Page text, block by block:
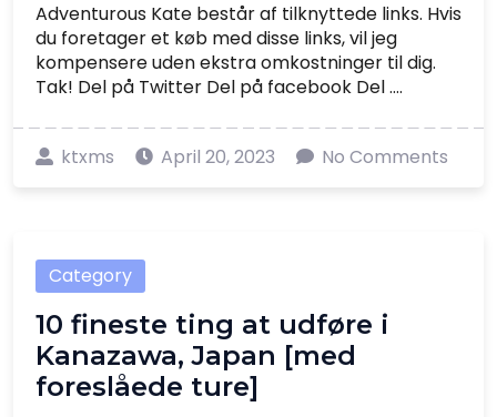
Adventurous Kate består af tilknyttede links. Hvis
du foretager et køb med disse links, vil jeg
kompensere uden ekstra omkostninger til dig.
Tak! Del på Twitter Del på facebook Del ....
ktxms April 20, 2023 No Comments
Category
10 fineste ting at udføre i
Kanazawa, Japan [med
foreslåede ture]